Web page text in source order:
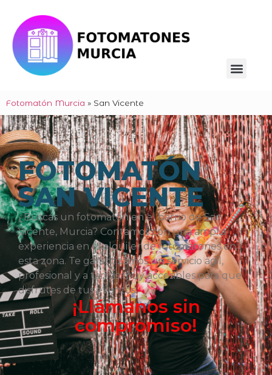
Fotomatón Murcia » San Vicente
FOTOMATÓN
SAN VICENTE
¿Buscas un fotomatón en el barrio de San
Vicente, Murcia? Contamos con una amplia
experiencia en el alquiler de fotomatones en
esta zona. Te garantizamos un servicio ágil,
profesional y a tarifas muy accesibles para que
disfrutes de tus eventos.
¡Llámanos sin
compromiso!